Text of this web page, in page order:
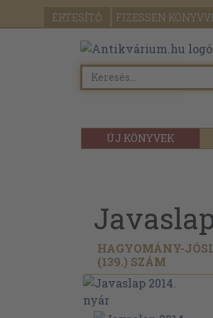
ÉRTESÍTŐ FIZESSEN
ÚJ KÖNYVEK
HAGYOMÁNY-
(139.) SZÁM